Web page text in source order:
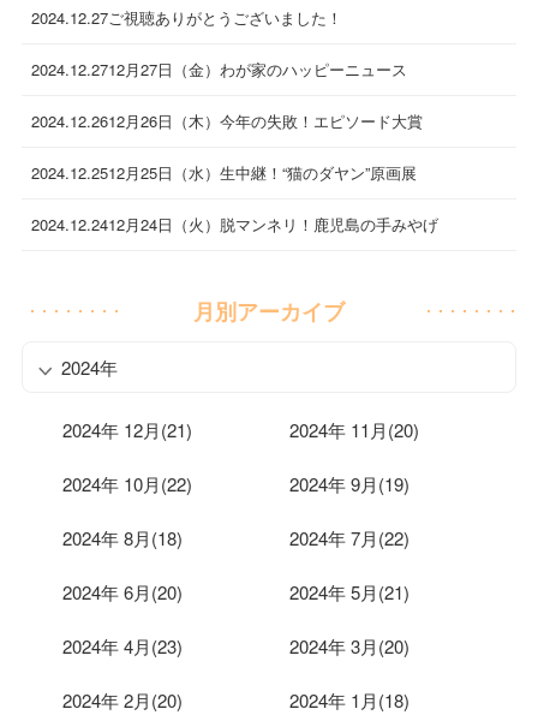
2024.12.27ご視聴ありがとうございました！
2024.12.2712月27日（金）わが家のハッピーニュース
2024.12.2612月26日（木）今年の失敗！エピソード大賞
2024.12.2512月25日（水）生中継！“猫のダヤン”原画展
2024.12.2412月24日（火）脱マンネリ！鹿児島の手みやげ
月別アーカイブ
2024年
2024年 12月(21) 2024年 11月(20)
2024年 10月(22) 2024年 9月(19)
2024年 8月(18) 2024年 7月(22)
2024年 6月(20) 2024年 5月(21)
2024年 4月(23) 2024年 3月(20)
2024年 2月(20) 2024年 1月(18)